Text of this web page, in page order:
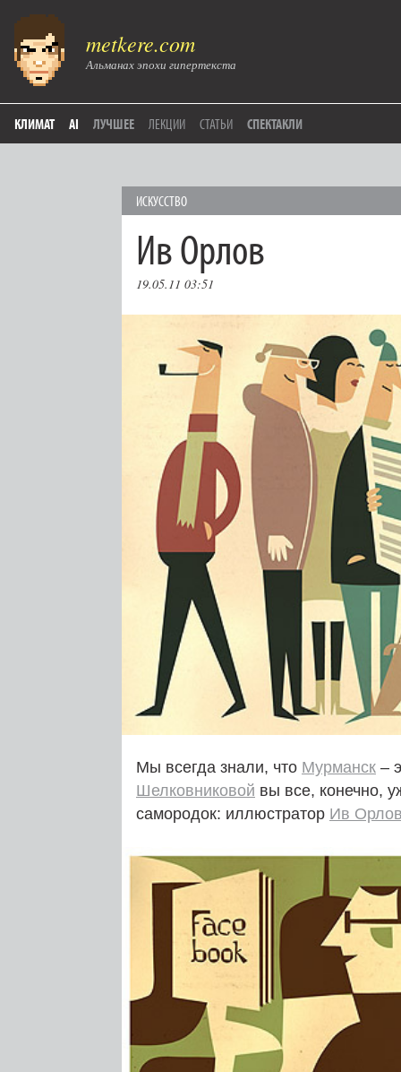
metkere.com
Альманах эпохи гипертекста
КЛИМАТ AI ЛУЧШЕЕ ЛЕКЦИИ СТАТЬИ СПЕКТАКЛИ
ИСКУССТВО
Ив Орлов
19.05.11 03:51
Мы всегда знали, что Мурманск –
Шелковниковой вы все, конечно,
самородок: иллюстратор Ив